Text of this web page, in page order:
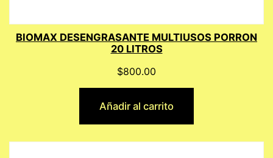
BIOMAX DESENGRASANTE MULTIUSOS PORRON
20 LITROS
$800.00
Añadir al carrito